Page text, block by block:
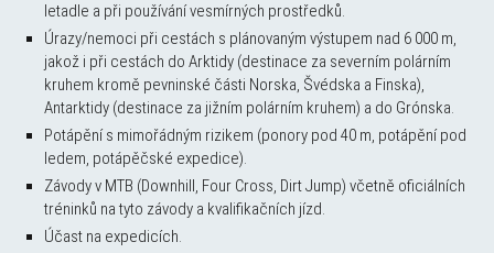
letadle a při používání vesmírných prostředků.
Úrazy/nemoci při cestách s plánovaným výstupem nad 6 000 m,
jakož i při cestách do Arktidy (destinace za severním polárním
kruhem kromě pevninské části Norska, Švédska a Finska),
Antarktidy (destinace za jižním polárním kruhem) a do Grónska.
Potápění s mimořádným rizikem (ponory pod 40 m, potápění pod
ledem, potápěčské expedice).
Závody v MTB (Downhill, Four Cross, Dirt Jump) včetně oficiálních
tréninků na tyto závody a kvalifikačních jízd.
Účast na expedicích.